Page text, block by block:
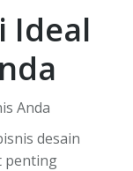
Ideal
desain
penting